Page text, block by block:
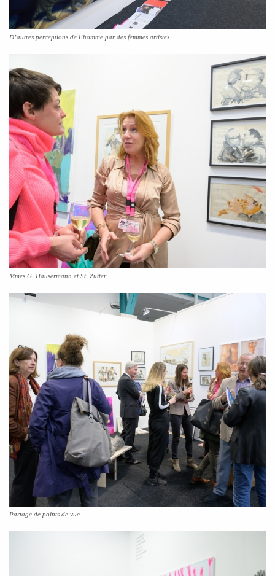
D’autres perceptions de l’homme par des femmes artistes
Mmes G. Häusermann et St. Zutter
Partage de points de vue